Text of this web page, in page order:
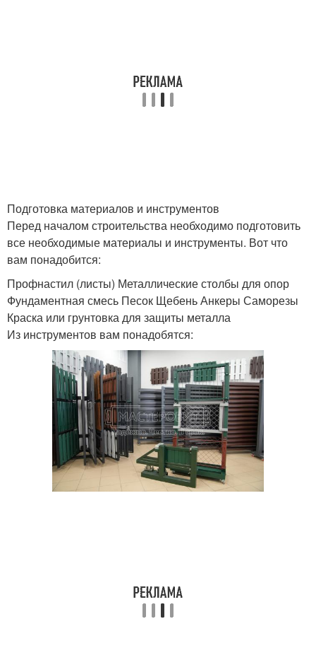
Подготовка материалов и инструментов
Перед началом строительства необходимо подготовить
все необходимые материалы и инструменты. Вот что
вам понадобится:
Профнастил (листы) Металлические столбы для опор
Фундаментная смесь Песок Щебень Анкеры Саморезы
Краска или грунтовка для защиты металла
Из инструментов вам понадобятся: